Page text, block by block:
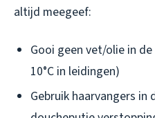
altijd meegeef:
Gooi geen vet/olie in
10°C in leidingen)
Gebruik haarvangers